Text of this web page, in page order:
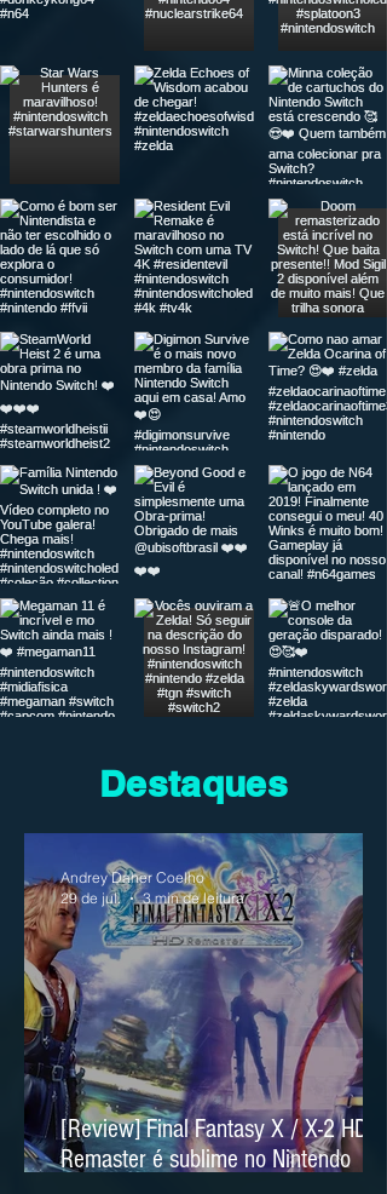
Destaques
[Review] Final Fantasy X / X-2 HD
Remaster é sublime no Nintendo
Andrey Daher Coelho
29 de jul.
3 min de leitura